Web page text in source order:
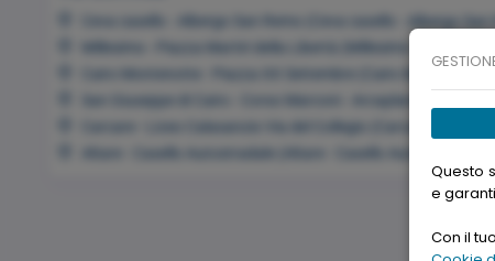
Questo
e
Con il
Ceva casello - Albergo San Remo (Ceva casello - Albergo San
Carcare - Liceo Calasanzio Via del Collegio (Carcare - Liceo